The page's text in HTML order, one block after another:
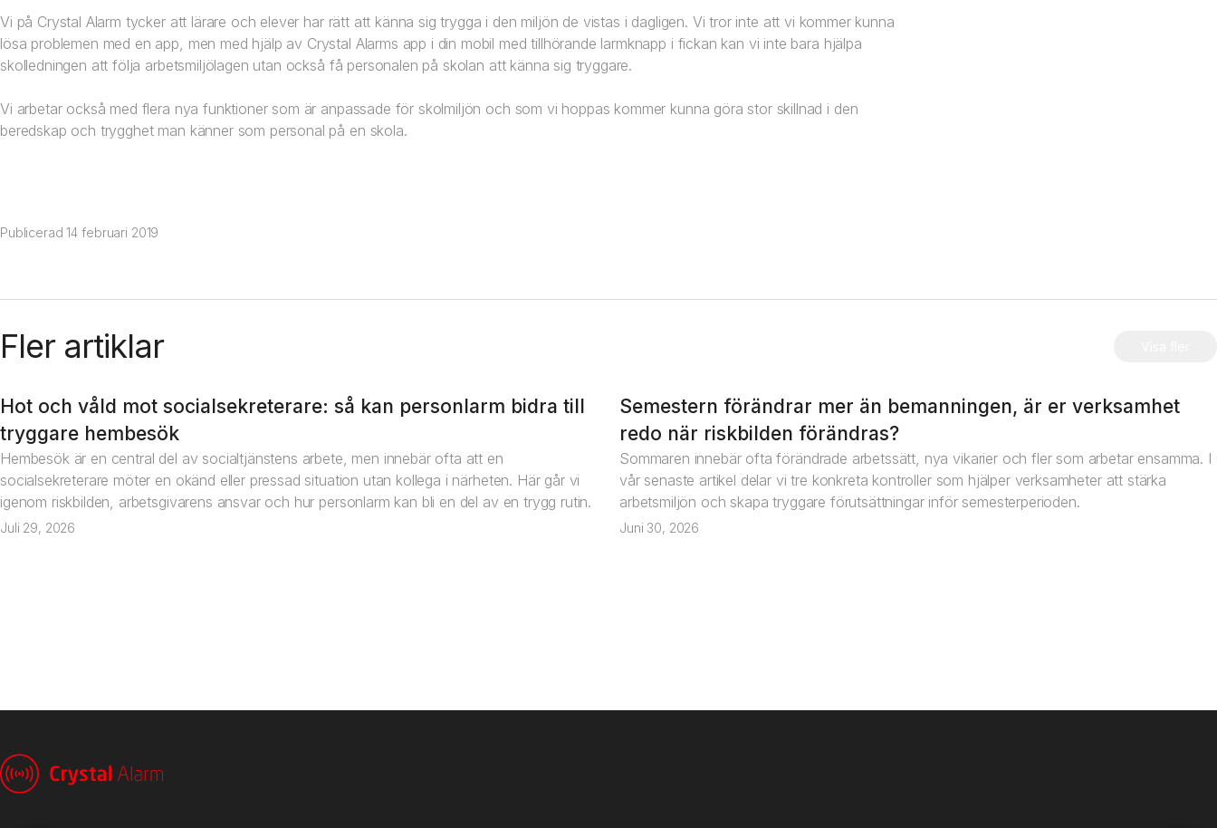
Vi på Crystal Alarm tycker att lärare och elever har rätt att känna sig trygga i den miljön de vistas i dagligen. Vi tror inte att vi kommer kunna
lösa problemen med en app, men med hjälp av Crystal Alarms app i din mobil med tillhörande larmknapp i fickan kan vi inte bara hjälpa
skolledningen att följa arbetsmiljölagen utan också få personalen på skolan att känna sig tryggare.
Vi arbetar också med flera nya funktioner som är anpassade för skolmiljön och som vi hoppas kommer kunna göra stor skillnad i den
beredskap och trygghet man känner som personal på en skola.
Publicerad 14 februari 2019
Fler artiklar
Hot och våld mot socialsekreterare: så kan personlarm bidra till
tryggare hembesök
Hembesök är en central del av socialtjänstens arbete, men innebär ofta att en
socialsekreterare möter en okänd eller pressad situation utan kollega i närheten. Här går vi
igenom riskbilden, arbetsgivarens ansvar och hur personlarm kan bli en del av en trygg rutin.
Juli 29, 2026
Artikel
Semestern förändrar mer än bemanningen, är er verksamhet
redo när riskbilden förändras?
Sommaren innebär ofta förändrade arbetssätt, nya vikarier och fler som arbetar ensamma. I
vår senaste artikel delar vi tre konkreta kontroller som hjälper verksamheter att stärka
arbetsmiljön och skapa tryggare förutsättningar inför semesterperioden.
Juni 30, 2026